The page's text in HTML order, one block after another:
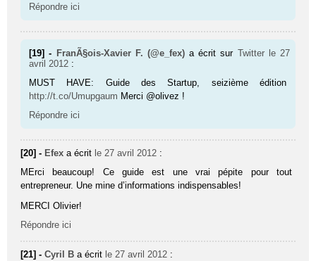
Répondre ici
[19] - FranÃ§ois-Xavier F. (@e_fex) a écrit sur Twitter
le 27
avril 2012 :
MUST HAVE: Guide des Startup, seizième édition
http://t.co/Umupgaum Merci @olivez !
Répondre ici
[20] - Efex a écrit le 27 avril 2012 :
MErci beaucoup! Ce guide est une vrai pépite pour tout
entrepreneur. Une mine d’informations indispensables!
MERCI Olivier!
Répondre ici
[21] -Cyril B a écrit le 27 avril 2012 :